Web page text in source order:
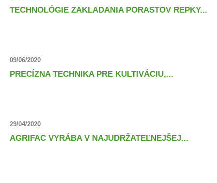
TECHNOLÓGIE ZAKLADANIA PORASTOV REPKY...
09/06/2020
PRECÍZNA TECHNIKA PRE KULTIVÁCIU,...
29/04/2020
AGRIFAC VYRÁBA V NAJUDRŽATEĽNEJŠEJ...